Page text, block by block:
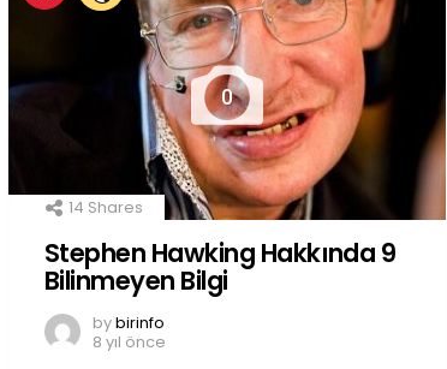
0
14 Shares
Stephen Hawking Hakkında 9
Bilinmeyen Bilgi
bybirinfo
8 yıl önce